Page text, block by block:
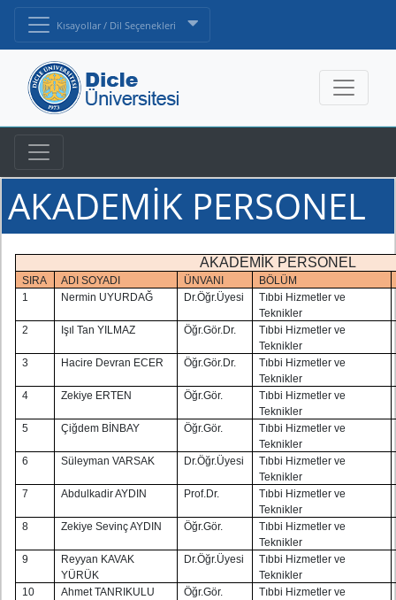
Kısayollar / Dil Seçenekleri
AKADEMİK PERSONEL
AKADEMİK PERSONEL
SIRA ADI SOYADI ÜNVANI
BÖLÜM
1
Nermin UYURDAĞ Dr.Öğr.Üyesi
Tıbbi Hizmetler ve
Teknikler
2
Işıl Tan YILMAZ Öğr.Gör.Dr.
Tıbbi Hizmetler ve
Teknikler
3
Hacire Devran ECER Öğr.Gör.Dr.
Tıbbi Hizmetler ve
Teknikler
4
Zekiye ERTEN Öğr.Gör.
Tıbbi Hizmetler ve
Teknikler
5
Çiğdem BİNBAY Öğr.Gör.
Tıbbi Hizmetler ve
Teknikler
6
Süleyman VARSAK Dr.Öğr.Üyesi
Tıbbi Hizmetler ve
Teknikler
7
Abdulkadir AYDIN Prof.Dr.
Tıbbi Hizmetler ve
Teknikler
8
Zekiye Sevinç AYDIN Öğr.Gör.
Tıbbi Hizmetler ve
Teknikler
9
Reyyan KAVAK
YÜRÜK
Dr.Öğr.Üyesi
Tıbbi Hizmetler ve
Teknikler
10
Ahmet TANRIKULU Öğr.Gör.
Tıbbi Hizmetler ve